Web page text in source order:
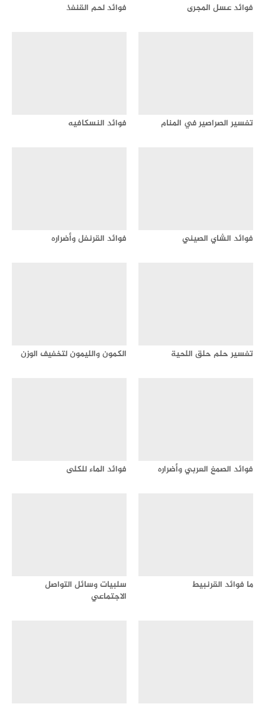
فوائد عسل المجرى فوائد لحم القنفذ
تفسير الصراصير في المنام فوائد النسكافيه
فوائد الشاي الصيني فوائد القرنفل وأضراره
تفسير حلم حلق اللحية الكمون والليمون لتخفيف الوزن
فوائد الصمغ العربي وأضراره فوائد الماء للكلى
ما فوائد القرنبيط
سلبيات وسائل التواصل
الاجتماعي